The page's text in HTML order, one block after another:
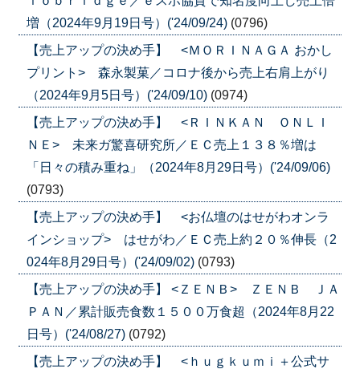
増（2024年9月19日号）('24/09/24) (0796)
【売上アップの決め手】 <ＭＯＲＩＮＡＧＡ おかし
プリント> 森永製菓／コロナ後から売上右肩上がり
（2024年9月5日号）('24/09/10) (0974)
【売上アップの決め手】 <ＲＩＮＫＡＮ ＯＮＬＩ
ＮＥ> 未来ガ驚喜研究所／ＥＣ売上１３８％増は
「日々の積み重ね」（2024年8月29日号）('24/09/06)
(0793)
【売上アップの決め手】 <お仏壇のはせがわオンラ
インショップ> はせがわ／ＥＣ売上約２０％伸長（2
024年8月29日号）('24/09/02) (0793)
【売上アップの決め手】 <ＺＥＮＢ> ＺＥＮＢ ＪＡ
ＰＡＮ／累計販売食数１５００万食超（2024年8月22
日号）('24/08/27) (0792)
【売上アップの決め手】 <ｈｕｇｋｕｍｉ＋公式サ